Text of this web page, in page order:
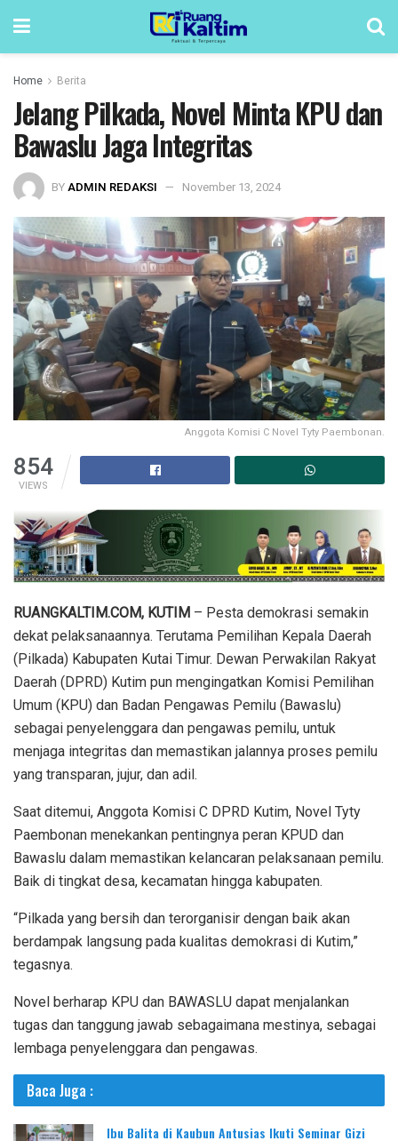
Home Berita
Jelang Pilkada, Novel Minta KPU dan
Bawaslu Jaga Integritas
BYADMIN REDAKSI November 13, 2024
Anggota Komisi C Novel Tyty Paembonan.
854
VIEWS
RUANGKALTIM.COM, KUTIM – Pesta demokrasi semakin
dekat pelaksanaannya. Terutama Pemilihan Kepala Daerah
(Pilkada) Kabupaten Kutai Timur. Dewan Perwakilan Rakyat
Daerah (DPRD) Kutim pun mengingatkan Komisi Pemilihan
Umum (KPU) dan Badan Pengawas Pemilu (Bawaslu)
sebagai penyelenggara dan pengawas pemilu, untuk
menjaga integritas dan memastikan jalannya proses pemilu
yang transparan, jujur, dan adil.
Saat ditemui, Anggota Komisi C DPRD Kutim, Novel Tyty
Paembonan menekankan pentingnya peran KPUD dan
Bawaslu dalam memastikan kelancaran pelaksanaan pemilu.
Baik di tingkat desa, kecamatan hingga kabupaten.
“Pilkada yang bersih dan terorganisir dengan baik akan
berdampak langsung pada kualitas demokrasi di Kutim,”
tegasnya.
Novel berharap KPU dan BAWASLU dapat menjalankan
tugas dan tanggung jawab sebagaimana mestinya, sebagai
lembaga penyelenggara dan pengawas.
Baca Juga :
Ibu Balita di Kaubun Antusias Ikuti Seminar Gizi